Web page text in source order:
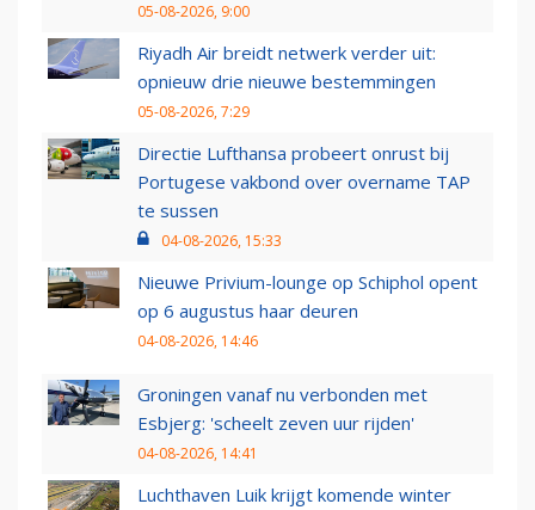
05-08-2026, 9:00
Riyadh Air breidt netwerk verder uit:
opnieuw drie nieuwe bestemmingen
05-08-2026, 7:29
Directie Lufthansa probeert onrust bij
Portugese vakbond over overname TAP
te sussen
04-08-2026, 15:33
Nieuwe Privium-lounge op Schiphol opent
op 6 augustus haar deuren
04-08-2026, 14:46
Groningen vanaf nu verbonden met
Esbjerg: 'scheelt zeven uur rijden'
04-08-2026, 14:41
Luchthaven Luik krijgt komende winter